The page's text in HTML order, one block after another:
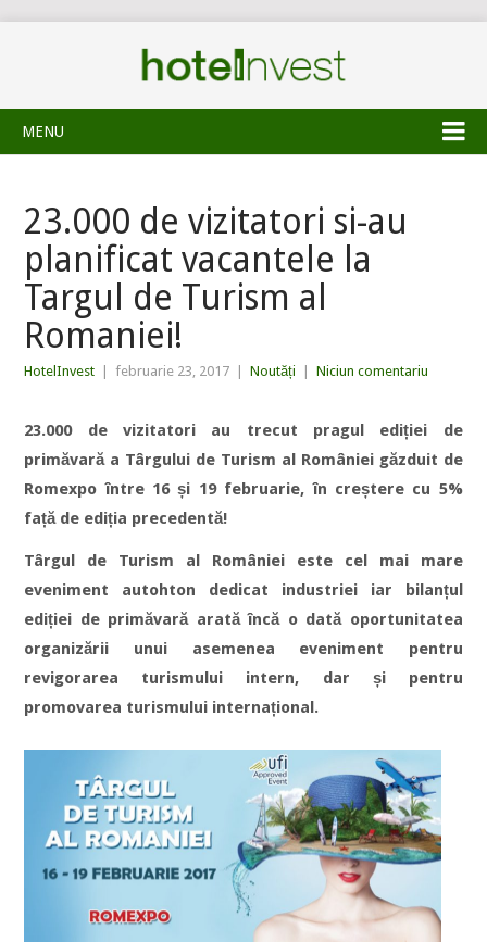
MENU
23.000 de vizitatori si-au
planificat vacantele la
Targul de Turism al
Romaniei!
HotelInvest februarie 23, 2017 Noutăți Niciun comentariu
23.000 de vizitatori au trecut pragul ediției de
primăvară a Târgului de Turism al României găzduit de
Romexpo între 16 și 19 februarie, în creștere cu 5%
față de ediția precedentă!
Târgul de Turism al României este cel mai mare
eveniment autohton dedicat industriei iar bilanțul
ediției de primăvară arată încă o dată oportunitatea
organizării unui asemenea eveniment pentru
revigorarea turismului intern, dar și pentru
promovarea turismului internațional.